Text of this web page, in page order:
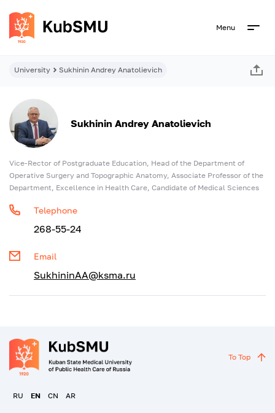
Menu
University Sukhinin Andrey Anatolievich
Sukhinin Andrey Anatolievich
Vice-Rector of Postgraduate Education, Head of the Department of
Operative Surgery and Topographic Anatomy, Associate Professor of the
Department, Excellence in Health Care, Candidate of Medical Sciences
Telephone
268-55-24
Email
SukhininAA@ksma.ru
RU EN CN AR
To Top